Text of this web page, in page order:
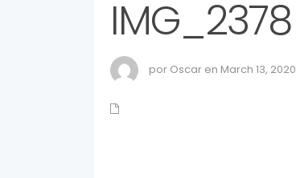
IMG_2378
por Oscar en March 13, 2020